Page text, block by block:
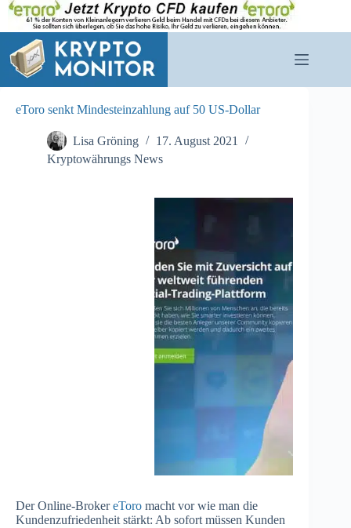
Zum
Inhalt
springen
eToro senkt Mindesteinzahlung auf 50 US-Dollar
Lisa Gröning
17. August 2021
Kryptowährungs News
Der Online-BrokereToro macht vor wie man die
Kundenzufriedenheit stärkt: Ab sofort müssen Kunden